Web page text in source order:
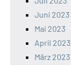
Juni 2023
Mai 2023
April 2023
März 2023